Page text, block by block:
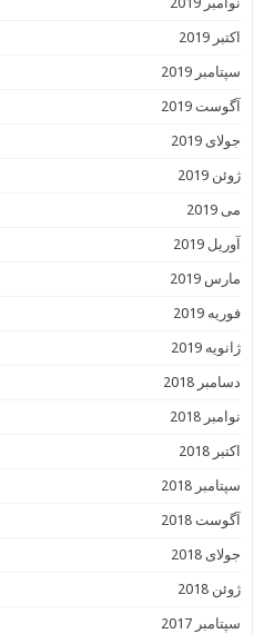
اکتبر 2019
سپتامبر 2019
آگوست 2019
جولای 2019
ژوئن 2019
می 2019
آوریل 2019
مارس 2019
فوریه 2019
ژانویه 2019
دسامبر 2018
نوامبر 2018
اکتبر 2018
سپتامبر 2018
آگوست 2018
جولای 2018
ژوئن 2018
سپتامبر 2017